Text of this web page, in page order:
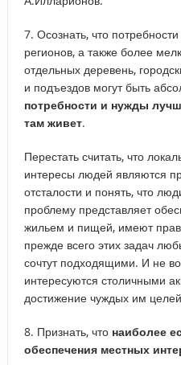
7. Осознать, что
регионов, а также более
отдельных деревень,
и подъездов могут быть
потребности и нужды
там живет.
Перестать считать, что
интересы людей являются
отсталости и понять, что
проблему представляет
жильем и пищей, имеют
прежде всего этих задач
сочтут подходящими. И не
интересуются столичными
достижение чуждых им
8. Признать, что наиболее
обеспечения местных